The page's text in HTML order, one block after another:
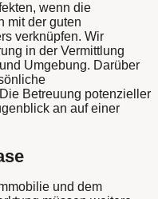
wenn die
mit der guten
verknüpfen. Wir
in der Vermittlung
Umgebung. Darüber
Betreuung potenzieller
an auf einer
und dem